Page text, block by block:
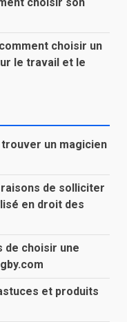
choisir un
le travail et le
trouver un magicien
de solliciter
en droit des
de choisir une
et produits